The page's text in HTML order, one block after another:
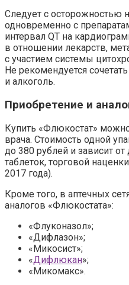
Следует с осторожностью
одновременно с
интервал QT на
в отношении лекарств,
с участием системы
Не рекомендуется
и алкоголь.
Приобретение и
Купить «Флюкостат»
врача. Стоимость одной
до 380 рублей и зависит
таблеток, торговой
2017 года).
Кроме того, в аптечных
аналогов «Флюкостата»:
«Флуконазол»;
«Дифлазон»;
«Микосист»;
«Дифлюкан»;
«Микомакс».